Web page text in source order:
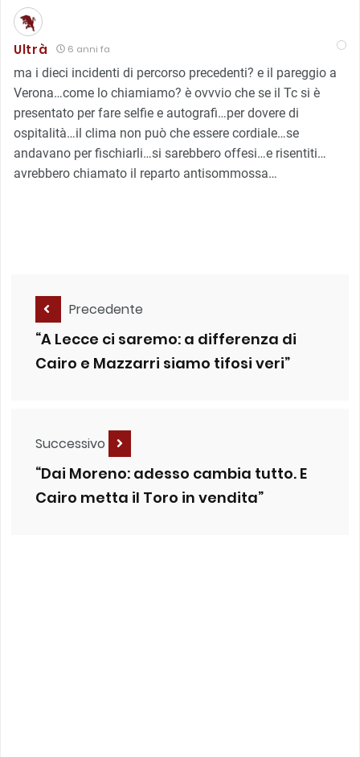
Ultrà 6 anni fa
ma i dieci incidenti di percorso precedenti? e il pareggio a
Verona…come lo chiamiamo? è ovvvio che se il Tc si è
presentato per fare selfie e autografi…per dovere di
ospitalità…il clima non può che essere cordiale…se
andavano per fischiarli…si sarebbero offesi…e risentiti…
avrebbero chiamato il reparto antisommossa…
Precedente
“A Lecce ci saremo: a differenza di
Cairo e Mazzarri siamo tifosi veri”
Successivo
“Dai Moreno: adesso cambia tutto. E
Cairo metta il Toro in vendita”